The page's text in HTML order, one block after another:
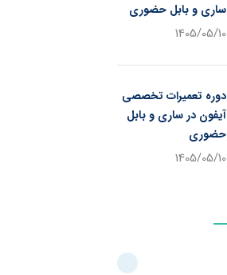
ساری و بابل حضوری
1405/05/10
دوره تعمیرات تخصصی
آیفون در ساری و بابل
حضوری
1405/05/10